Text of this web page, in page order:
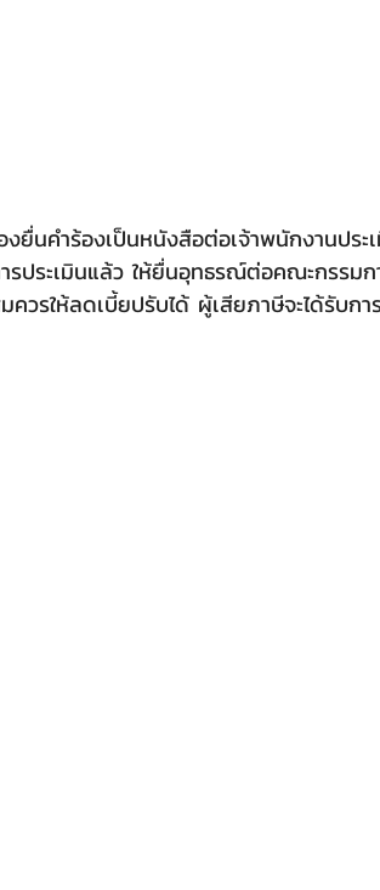
ยื่นคำร้องเป็นหนังสือต่อเจ้าพนักงานปร
รประเมินแล้ว ให้ยื่นอุทธรณ์ต่อคณะกรรม
วรให้ลดเบี้ยปรับได้ ผู้เสียภาษีจะได้รับก